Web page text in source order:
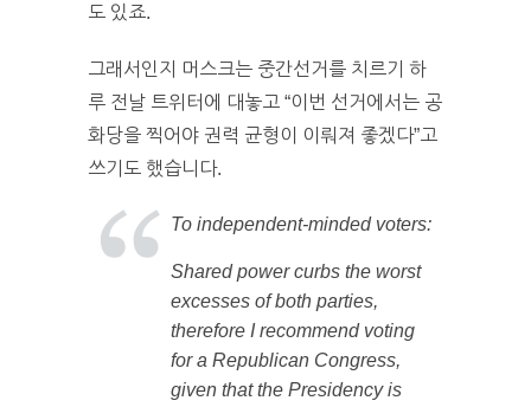
도 있죠.
그래서인지 머스크는 중간선거를 치르기 하
루 전날 트위터에 대놓고 “이번 선거에서는 공
화당을 찍어야 권력 균형이 이뤄져 좋겠다”고
쓰기도 했습니다.
To independent-minded voters:
Shared power curbs the worst
excesses of both parties,
therefore I recommend voting
for a Republican Congress,
given that the Presidency is